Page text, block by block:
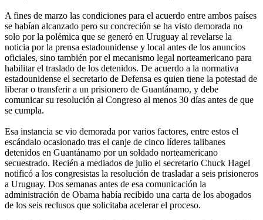
A fines de marzo las condiciones para el acuerdo entre ambos países
se habían alcanzado pero su concreción se ha visto demorada no
solo por la polémica que se generó en Uruguay al revelarse la
noticia por la prensa estadounidense y local antes de los anuncios
oficiales, sino también por el mecanismo legal norteamericano para
habilitar el traslado de los detenidos. De acuerdo a la normativa
estadounidense el secretario de Defensa es quien tiene la potestad de
liberar o transferir a un prisionero de Guantánamo, y debe
comunicar su resolución al Congreso al menos 30 días antes de que
se cumpla.
Esa instancia se vio demorada por varios factores, entre estos el
escándalo ocasionado tras el canje de cinco líderes talibanes
detenidos en Guantánamo por un soldado norteamericano
secuestrado. Recién a mediados de julio el secretario Chuck Hagel
notificó a los congresistas la resolución de trasladar a seis prisioneros
a Uruguay. Dos semanas antes de esa comunicación la
administración de Obama había recibido una carta de los abogados
de los seis reclusos que solicitaba acelerar el proceso.